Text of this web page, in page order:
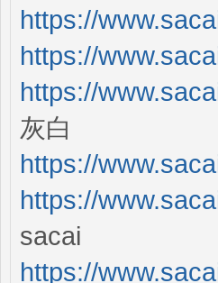
https://
https://
https://
灰白
https://
https://
sacai
https://